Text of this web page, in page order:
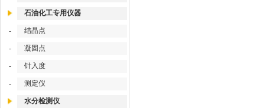
石油化工专用仪器
- 结晶点
- 凝固点
- 针入度
- 测定仪
水分检测仪